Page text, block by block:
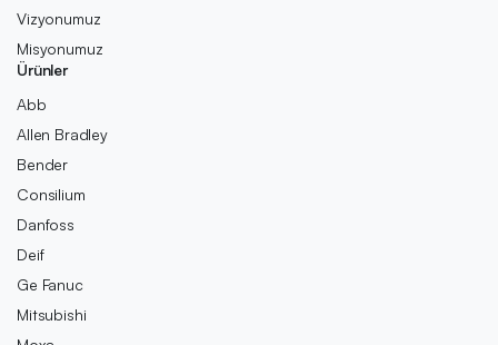
Vizyonumuz
Misyonumuz
Ürünler
Abb
Allen Bradley
Bender
Consilium
Danfoss
Deif
Ge Fanuc
Mitsubishi